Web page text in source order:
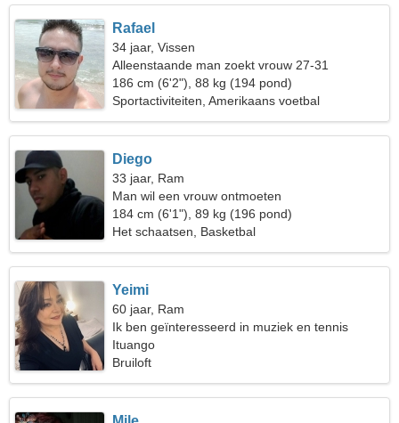
Rafael
34 jaar, Vissen
Alleenstaande man zoekt vrouw 27-31
186 cm (6'2"), 88 kg (194 pond)
Sportactiviteiten, Amerikaans voetbal
Diego
33 jaar, Ram
Man wil een vrouw ontmoeten
184 cm (6'1"), 89 kg (196 pond)
Het schaatsen, Basketbal
Yeimi
60 jaar, Ram
Ik ben geïnteresseerd in muziek en tennis
Ituango
Bruiloft